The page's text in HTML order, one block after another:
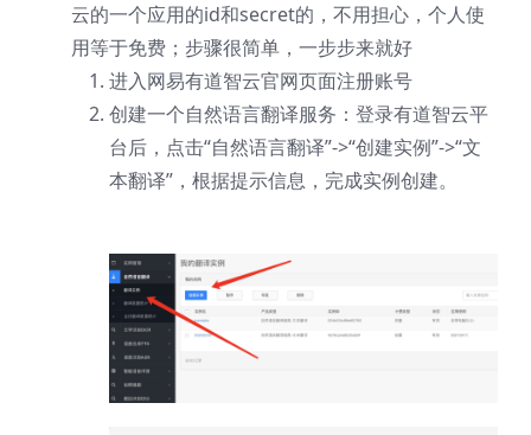
云的一个应用的id和secret的，不用担心，个人使
用等于免费；步骤很简单，一步步来就好
进入网易有道智云官网页面注册账号
创建一个自然语言翻译服务：登录有道智云平
台后，点击“自然语言翻译”->“创建实例”->“文
本翻译”，根据提示信息，完成实例创建。